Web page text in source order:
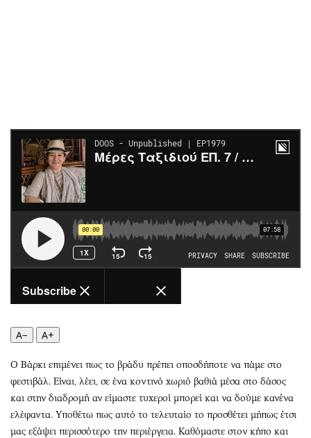
Μουσική
Εικαστικά
Βιβλίο
Χειρόγραφα
Uncut
Προσφορές
A− A+
Ο Βάρκι επιμένει πως το βράδυ πρέπει οποσδήποτε να πάμε στο
φεστιβάλ. Είναι, λέει, σε ένα κοντινό χωριό βαθιά μέσα στο δάσος
και στην διαδρομή αν είμαστε τυχεροί μπορεί και να δούμε κανένα
ελέφαντα. Υποθέτω πως αυτό το τελευταίο το προσθέτει μήπως έτσι
μας εξάψει περισσότερο την περιέργεια. Καθόμαστε στον κήπο και